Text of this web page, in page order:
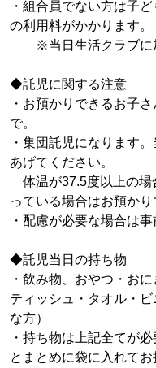
・組合員でない方は子
の利用料がかかります。
※当日生活クラブに加
◆託児に関する注意
・お預かりできるお子
で。
・集団託児になります
あげてください。
体温が37.5度以上の場
っている場合はお預かり
・配慮が必要な場合は
◆託児当日の持ち物
・飲み物、おやつ・お
ティッシュ・タオル・
な方）
・持ち物は上記全てが
とまとめに袋に入れてお